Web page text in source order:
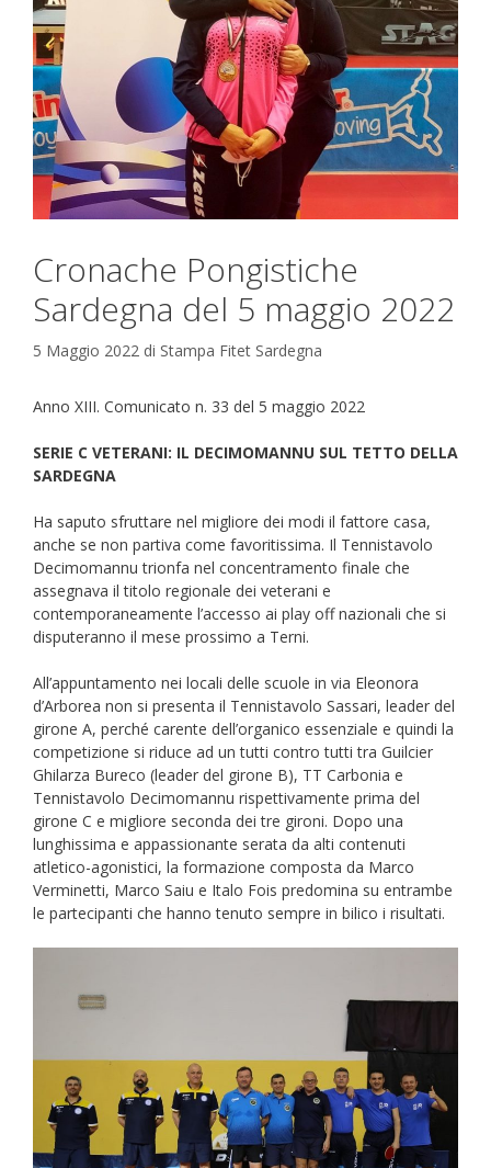
Cronache Pongistiche
Sardegna del 5 maggio 2022
5 Maggio 2022 di Stampa Fitet Sardegna
Anno XIII. Comunicato n. 33 del 5 maggio 2022
SERIE C VETERANI: IL DECIMOMANNU SUL TETTO DELLA
SARDEGNA
Ha saputo sfruttare nel migliore dei modi il fattore casa,
anche se non partiva come favoritissima. Il Tennistavolo
Decimomannu trionfa nel concentramento finale che
assegnava il titolo regionale dei veterani e
contemporaneamente l’accesso ai play off nazionali che si
disputeranno il mese prossimo a Terni.
All’appuntamento nei locali delle scuole in via Eleonora
d’Arborea non si presenta il Tennistavolo Sassari, leader del
girone A, perché carente dell’organico essenziale e quindi la
competizione si riduce ad un tutti contro tutti tra Guilcier
Ghilarza Bureco (leader del girone B), TT Carbonia e
Tennistavolo Decimomannu rispettivamente prima del
girone C e migliore seconda dei tre gironi. Dopo una
lunghissima e appassionante serata da alti contenuti
atletico-agonistici, la formazione composta da Marco
Verminetti, Marco Saiu e Italo Fois predomina su entrambe
le partecipanti che hanno tenuto sempre in bilico i risultati.